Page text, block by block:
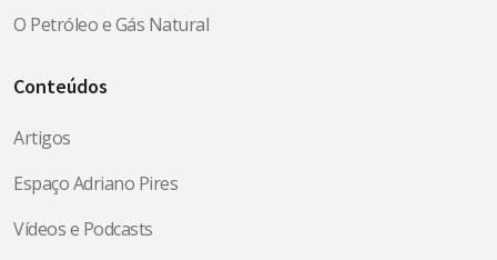
O Petróleo e Gás Natural
Conteúdos
Artigos
Espaço Adriano Pires
Vídeos e Podcasts